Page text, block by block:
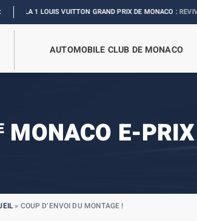
VUITTON GRAND PRIX DE MONACO :REVIVEZ L’ÉVÈNEMENT
AUTOMOBILE CLUB DE MONACO
MONACO E-PRIX
» COUP D’ENVOI DU MONTAGE !